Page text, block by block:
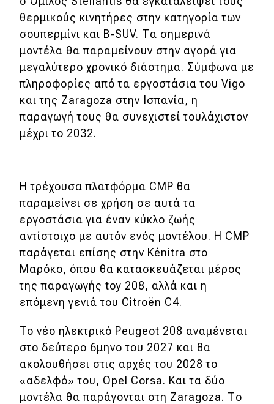
eDRIVE
DRIVE USED
θερμικούς κινητήρες στην κατηγορία των
σουπερμίνι και B-SUV. Τα σημερινά
μοντέλα θα παραμείνουν στην αγορά για
μεγαλύτερο χρονικό διάστημα. Σύμφωνα με
πληροφορίες από τα εργοστάσια του Vigo
και της Zaragoza στην Ισπανία, η
παραγωγή τους θα συνεχιστεί τουλάχιστον
μέχρι το 2032.
Η τρέχουσα πλατφόρμα CMP θα
παραμείνει σε χρήση σε αυτά τα
εργοστάσια για έναν κύκλο ζωής
αντίστοιχο με αυτόν ενός μοντέλου. Η CMP
παράγεται επίσης στην Kénitra στο
Μαρόκο, όπου θα κατασκευάζεται μέρος
της παραγωγής toy 208, αλλά και η
επόμενη γενιά του Citroën C4.
To νέo ηλεκτρικό Peugeot 208 αναμένεται
στο δεύτερο 6μηνο του 2027 και θα
ακολουθήσει στις αρχές του 2028 το
«αδελφό» του, Opel Corsa. Και τα δύο
μοντέλα θα παράγονται στη Zaragoza. Το